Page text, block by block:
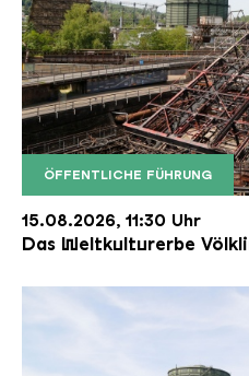
ÖFFENTLICHE FÜHRUNG
Der Erzschrägaufzug
Copyright:
15.08.2026, 11:30 Uhr
Das Weltkulturerbe